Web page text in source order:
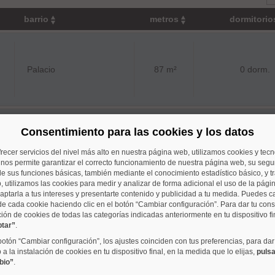
barrio metros
Palacio 87 m² 0 dorm.
rango de precios que se aproximan a su criterio de
Consentimiento para las cookies y los datos
servicios del nivel más alto en nuestra página web, utilizamos cookies y
permite garantizar el correcto funcionamiento de nuestra página web, su
sus funciones básicas, también mediante el conocimiento estadístico básico, y
utilizamos las cookies para medir y analizar de forma adicional el uso de la
a tus intereses y presentarte contenido y publicidad a tu medida. Puedes
cada cookie haciendo clic en el botón “Cambiar configuración”. Para dar tu
de cookies de todas las categorías indicadas anteriormente en tu dispositivo
.
“Cambiar configuración”, los ajustes coinciden con tus preferencias, para dar
a la instalación de cookies en tu dispositivo final, en la medida que lo elijas,
.